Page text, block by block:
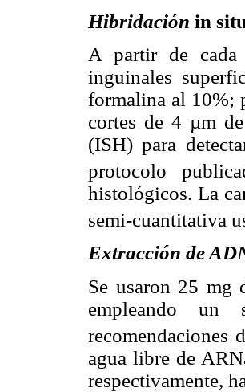
Hibridación in
A partir de cada
inguinales
formalina al 10%;
cortes de 4 µm
(ISH) para
protocolo
histológicos. La
semi-cuantitativa
Extracción de
Se usaron 25
empleando un
recomendaciones
agua libre de
respectivamente,